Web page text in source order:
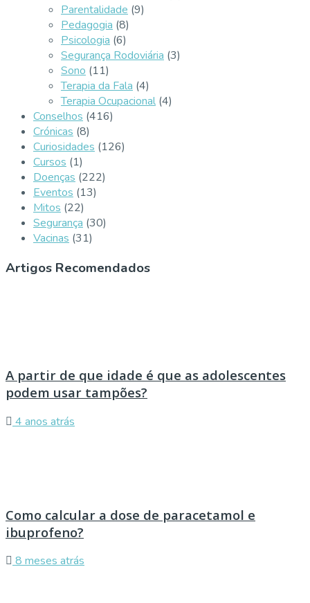
Parentalidade (9)
Pedagogia (8)
Psicologia (6)
Segurança Rodoviária (3)
Sono (11)
Terapia da Fala (4)
Terapia Ocupacional (4)
Conselhos (416)
Crónicas (8)
Curiosidades (126)
Cursos (1)
Doenças (222)
Eventos (13)
Mitos (22)
Segurança (30)
Vacinas (31)
Artigos Recomendados
A partir de que idade é que as adolescentes
podem usar tampões?
4 anos atrás
Como calcular a dose de paracetamol e
ibuprofeno?
8 meses atrás